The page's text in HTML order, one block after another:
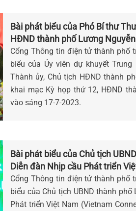
Bài phát biểu của Phó Bí thư
HĐND thành phố Lương
họp thứ 12, HĐND thành phố
Cổng Thông tin điện tử thành phố
biểu của Ủy viên dự khuyết
Thành ủy, Chủ tịch HĐND thành
khai mạc Kỳ họp thứ 12, HĐND
vào sáng 17-7-2023.
Bài phát biểu của Chủ tịch
Diễn đàn Nhịp cầu Phát triển
Cổng Thông tin điện tử thành phố
biểu của Chủ tịch UBND thành
Phát triển Việt Nam (Vietnam